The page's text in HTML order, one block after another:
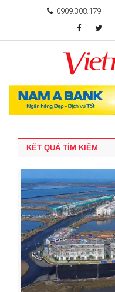
0909.308.179
TÂM ĐIỂM ĐẦU TƯ
TÀI CHÍNH
GIẢI TRÍ & CÔNG NGHỆ
KẾT QUẢ TÌM KIẾM